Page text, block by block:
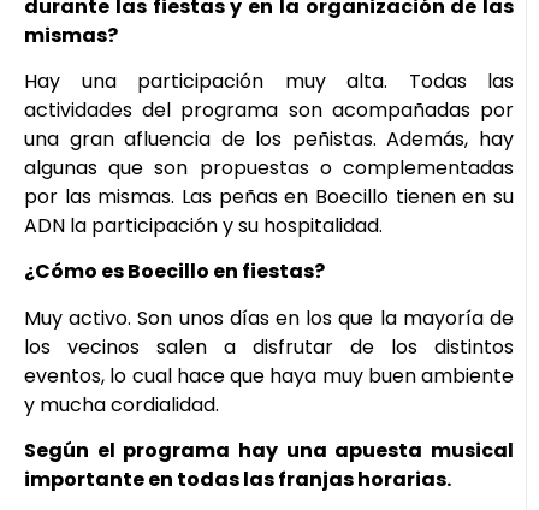
durante las fiestas y en la organización de las
mismas?
Hay una participación muy alta. Todas las
actividades del programa son acompañadas por
una gran afluencia de los peñistas. Además, hay
algunas que son propuestas o complementadas
por las mismas. Las peñas en Boecillo tienen en su
ADN la participación y su hospitalidad.
¿Cómo es Boecillo en fiestas?
Muy activo. Son unos días en los que la mayoría de
los vecinos salen a disfrutar de los distintos
eventos, lo cual hace que haya muy buen ambiente
y mucha cordialidad.
Según el programa hay una apuesta musical
importante en todas las franjas horarias.